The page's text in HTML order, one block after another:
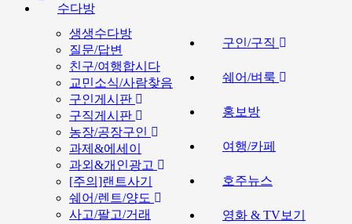
수다방
생생수다방
질문/답변
친구/여행합시다
교민소식/사람찾음
구인/구직
구인게시판
구직게시판
농장/공장구인
과제&에세이
과외&개인광고
쉐어/벼룩
[주의]랜트사기
쉐어/렌트/양도
사고/팔고/거래
홍보방
여행/카페
호주뉴스
영화 & TV보기